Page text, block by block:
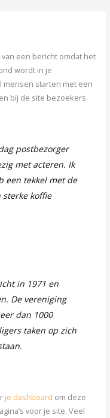
een bericht omdat het
wordt in je
mensen starten met een
bij de site bezoekers.
postbezorger
met acteren. Ik
een tekkel met de
sterke koffie
in 1971 en
De vereniging
dan 1000
taken op zich
je dashboard om deze
voor je site. Veel